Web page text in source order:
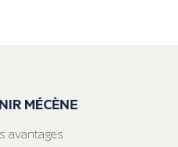
MÉCÈNE
avantages